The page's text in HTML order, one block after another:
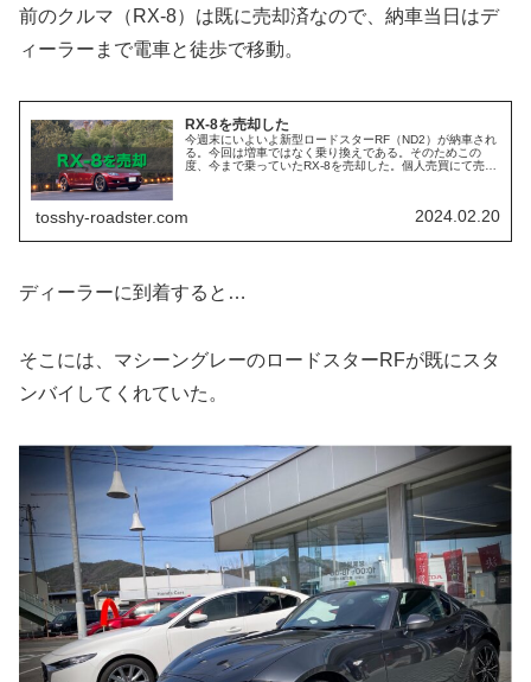
前のクルマ（RX-8）は既に売却済なので、納車当日はデ
ィーラーまで電車と徒歩で移動。
RX-8を売却した
今週末にいよいよ新型ロードスターRF（ND2）が納車され
る。今回は増車ではなく乗り換えである。そのためこの
度、今まで乗っていたRX-8を売却した。個人売買にて売却
tosshy-roadster.com 2024.02.20
ディーラーに到着すると…
そこには、マシーングレーのロードスターRFが既にスタ
ンバイしてくれていた。